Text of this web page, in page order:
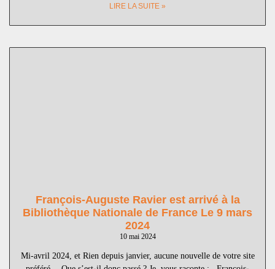
LIRE LA SUITE »
François-Auguste Ravier est arrivé à la
Bibliothèque Nationale de France Le 9 mars
2024
10 mai 2024
Mi-avril 2024, et Rien depuis janvier, aucune nouvelle de votre site